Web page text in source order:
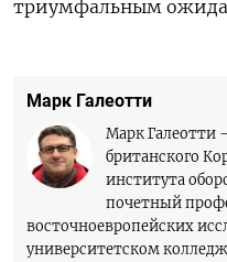
триумфальным
Марк Галеотти
Марк Галеотти
британского
института
почетный
восточноевропейских
университетском